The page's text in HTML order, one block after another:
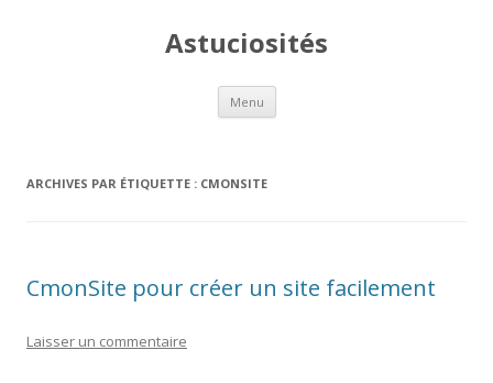
Astuciosités
Menu Aller
contenu
ARCHIVES PAR ÉTIQUETTE : CMONSITE
CmonSite pour créer un site facilement
Laisser un commentaire